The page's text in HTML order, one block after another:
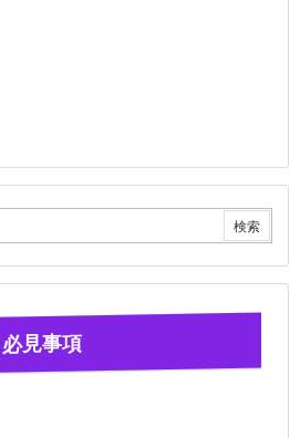
必見事項